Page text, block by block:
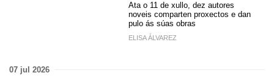
Ata o 11 de xullo, dez autores
noveis comparten proxectos e dan
pulo ás súas obras
ELISA ÁLVAREZ
07 jul 2026